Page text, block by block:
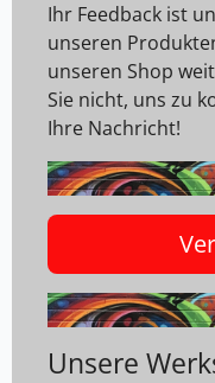
Ihr Feedback ist
unseren
unseren Shop
Sie nicht, uns zu
Ihre Nachricht!
Unsere